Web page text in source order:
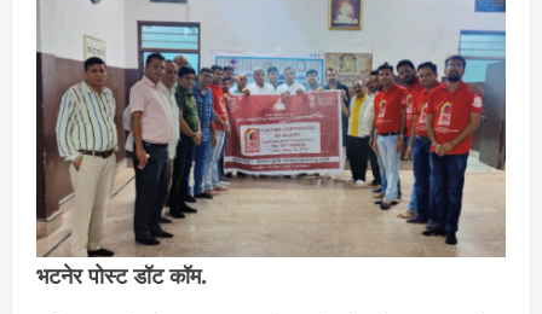
भटनेर पोस्ट डॉट कॉम.